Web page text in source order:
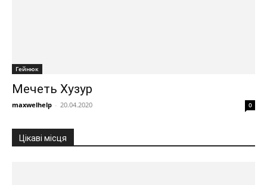
Гейнюк
Мечеть Хузур
maxwelhelp - 20.04.2020 0
Цікаві місця